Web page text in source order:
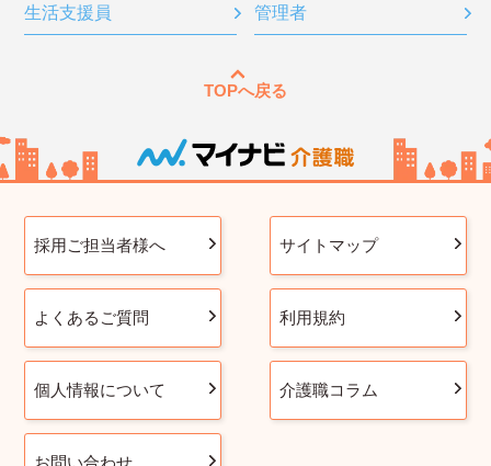
生活支援員 管理者
TOPへ戻る
採用ご担当者様へ サイトマップ
よくあるご質問 利用規約
個人情報について 介護職コラム
お問い合わせ